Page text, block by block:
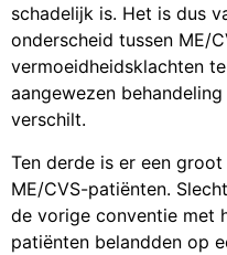
schadelijk is. Het is dus
onderscheid tussen ME/
vermoeidheidsklachten
aangewezen
verschilt.
Ten derde is er een
ME/CVS-patiënten.
de vorige conventie met
patiënten belandden op